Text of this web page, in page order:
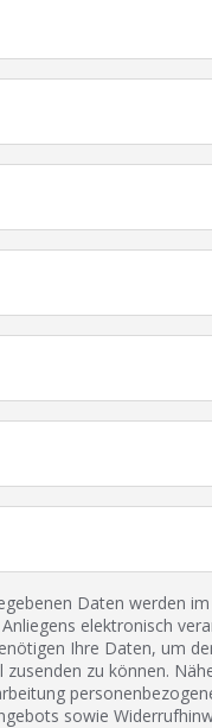
Daten werden
elektronisch
Ihre Daten, um
zusenden zu können.
sowie